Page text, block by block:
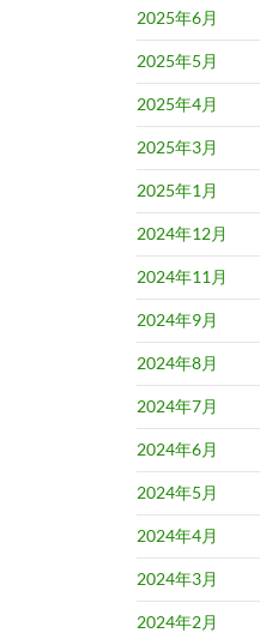
2025年6月
2025年5月
2025年4月
2025年3月
2025年1月
2024年12月
2024年11月
2024年9月
2024年8月
2024年7月
2024年6月
2024年5月
2024年4月
2024年3月
2024年2月